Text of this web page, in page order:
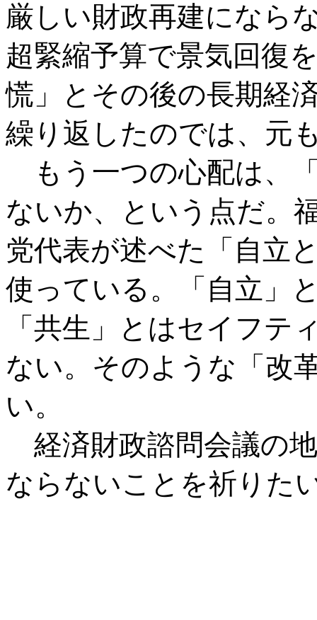
厳しい財政再建になら
超緊縮予算で景気回復
慌」とその後の長期経
繰り返したのでは、元
もう一つの心配は、
ないか、という点だ。
党代表が述べた「自立
使っている。「自立」
「共生」とはセイフテ
ない。そのような「改
い。
経済財政諮問会議の
ならないことを祈りた